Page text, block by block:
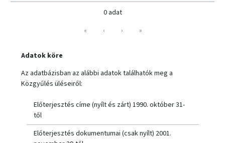
0 adat
«
‹ › »
Adatok köre
Az adatbázisban az alábbi adatok találhatók meg a
Közgyűlés üléseiről:
Előterjesztés címe (nyílt és zárt) 1990. október 31-
től
Előterjesztés dokumentumai (csak nyílt) 2001.